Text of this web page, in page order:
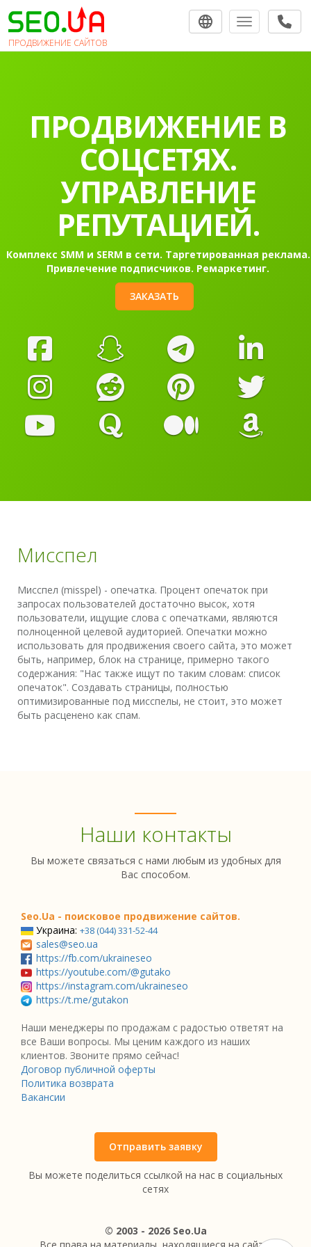
ПРОДВИЖЕНИЕ САЙТОВ
Toggle
ПРОДВИЖЕНИЕ В
СОЦСЕТЯХ.
УПРАВЛЕНИЕ
РЕПУТАЦИЕЙ.
Комплекс SMM и SERM в сети. Таргетированная реклама.
Привлечение подписчиков. Ремаркетинг.
ЗАКАЗАТЬ
Мисспел
Мисспел (misspel) - опечатка. Процент опечаток при
запросах пользователей достаточно высок, хотя
пользователи, ищущие слова с опечатками, являются
полноценной целевой аудиторией. Опечатки можно
использовать для продвижения своего сайта, это может
быть, например, блок на странице, примерно такого
содержания: "Нас также ищут по таким словам: список
опечаток". Создавать страницы, полностью
оптимизированные под мисспелы, не стоит, это может
быть расценено как спам.
Наши контакты
Вы можете связаться с нами любым из удобных для
Вас способом.
Seo.Ua - поисковое продвижение сайтов.
Украина: +38 (044) 331-52-44
sales@seo.ua
https://fb.com/ukraineseo
https://youtube.com/@gutako
https://instagram.com/ukraineseo
https://t.me/gutakon
Наши менеджеры по продажам с радостью ответят на
все Ваши вопросы. Мы ценим каждого из наших
клиентов. Звоните прямо сейчас!
Договор публичной оферты
Политика возврата
Вакансии
Отправить заявку
Вы можете поделиться ссылкой на нас в социальных
сетях
© 2003 - 2026 Seo.Ua